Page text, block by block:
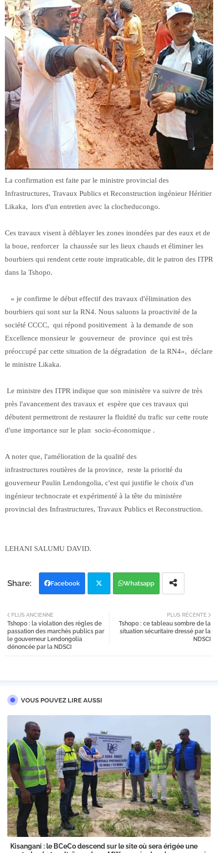
La confirmation est faite par le ministre provincial des
Infrastructures, Travaux Publics et Reconstruction ingénieur Héritier
Likaka, lors d'un entretien avec la clocheducongo.
Ces travaux visent à déblayer les zones inondées par des eaux et de
la boue, renforcer la chaussée sur les lieux chauds et éliminer les
bourbiers qui rendent cette route impraticable, dit le patron des ITPR
dans la Tshopo.
« je confirme le début effectif des travaux d'élimination des
bourbiers qui sont sur la RN4. Nous saluons la proactivité de la
société CCCC, qui répond positivement à la demande de son
Excellence monsieur le gouverneur de province qui est très
préoccupé par cette situation de la dégradation de la RN4», déclare
le ministre Likaka.
Le ministre des ITPR indique que son ministère va suivre de très
près l'avancement des travaux et espère que ces travaux qui
débutent permettront de restaurer la fluidité du trafic sur cette route
d'une importance sur le plan socio-économique .
A noter que, l'amélioration de la qualité des
infrastructures routières de la province, reste la priorité du
gouverneur Paulin Lendongolia, c'est qui justifie le choix d'un
ingénieur technocrate et expérimenté à la tête du ministère
provincial des Infrastructures, Travaux Publics et Reconstruction.
LEHANI SALUMU DAVID.
Facebook
tter
Whatsapp
PLUS RÉCENTE
Tshopo : ce tableau sombre de la
situation sécuritaire dressé par la
NDSCI
PLUS ANCIENNE
Tshopo : la violation des règles de
passation des marchés publics par
le gouverneur Lendongolia
dénoncée par la NDSCI
VOUS POUVEZ LIRE AUSSI
Kisangani : le BCeCo descend sur le site où sera érigée une